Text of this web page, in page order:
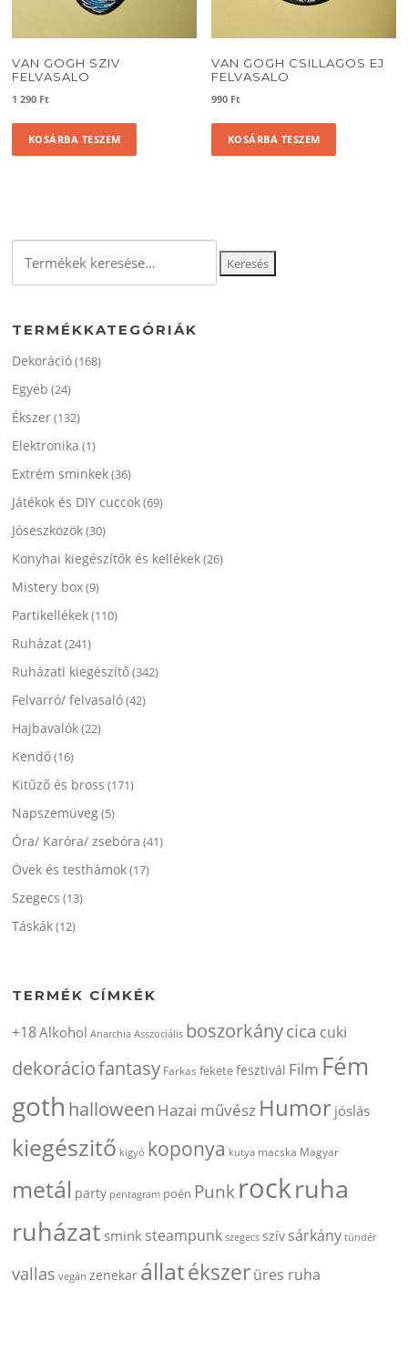
VAN GOGH SZIV
FELVASALO
1 290 Ft
KOSÁRBA TESZEM
VAN GOGH CSILLAGOS EJ
FELVASALO
990 Ft
KOSÁRBA TESZEM
következőre:
Keresés
TERMÉKKATEGÓRIÁK
Dekoráció(168)
Egyéb (24)
Ékszer(132)
Elektronika (1)
Extrém sminkek(36)
Játékok és DIY cuccok(69)
Jóseszközök(30)
Konyhai kiegészítők és kellékek(26)
Mistery box(9)
Partikellékek(110)
Ruházat(241)
Ruházati kiegészítő(342)
Felvarró/ felvasaló(42)
Hajbavalók(22)
Kendő(16)
Kitűző és bross (171)
Napszemüveg(5)
Óra/ Karóra/ zsebóra (41)
Övek és testhámok(17)
Szegecs (13)
Táskák(12)
TERMÉK CÍMKÉK
+18Alkohol Anarchia Asszociális boszorkánycica cuki
dekoráciofantasy Farkas feketefesztivál Film Fém
goth halloween Hazai művész Humor jóslás
kiegészitő kigyó koponya kutya macska Magyar
metál party pentagram poén Punkrockruha
ruházat smink steampunk szegecs szív sárkány tündér
vallas vegán zenekar állatékszerüres ruha